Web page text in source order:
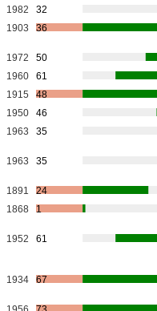
1982
32
1903 36
1972
50
1960
61
1915
48
1950
46
1963 35
1963 35
1891
24
1868 1
1952 61
1934 67